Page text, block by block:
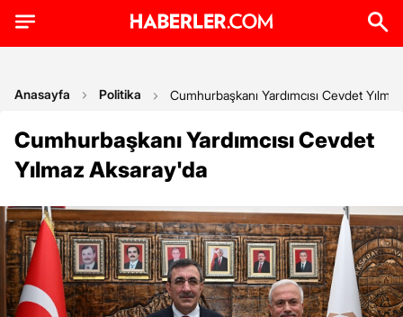
Anasayfa Politika Cumhurbaşkanı Yardımcısı Cevdet
Cumhurbaşkanı Yardımcısı Cevdet
Yılmaz Aksaray'da